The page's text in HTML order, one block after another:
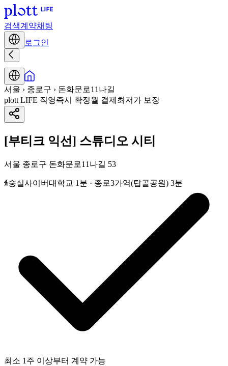
검색계약채팅
로그인
서울 › 종로구 › 돈화문로11나길
plott LIFE 직영즉시 확정월 결제 최저가 보장
[부티크 익선] 스튜디오 시티
서울 종로구 돈화문로11나길 53
숭실사이버대학교 1분 · 종로3가역(탑골공원) 3분
최소 1주 이상부터 계약 가능